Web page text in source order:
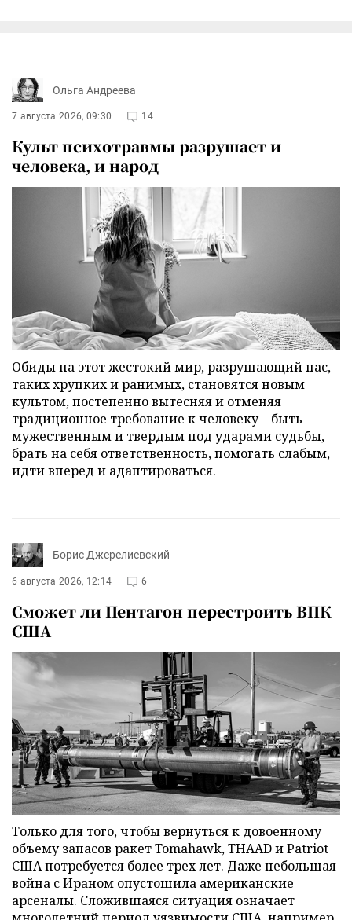
Ольга Андреева
7 августа 2026, 09:30 14
Культ психотравмы разрушает и
человека, и народ
Обиды на этот жестокий мир, разрушающий нас,
таких хрупких и ранимых, становятся новым
культом, постепенно вытесняя и отменяя
традиционное требование к человеку – быть
мужественным и твердым под ударами судьбы,
брать на себя ответственность, помогать слабым,
идти вперед и адаптироваться.
Борис Джерелиевский
6 августа 2026, 12:14 6
Сможет ли Пентагон перестроить ВПК
США
Только для того, чтобы вернуться к довоенному
объему запасов ракет Tomahawk, THAAD и Patriot
США потребуется более трех лет. Даже небольшая
война с Ираном опустошила американские
арсеналы. Сложившаяся ситуация означает